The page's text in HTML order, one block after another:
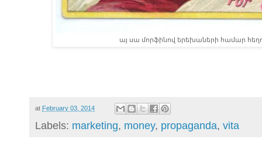
այ սա մորֆինով երեխաների համար
at February 03, 2014
Labels: marketing, money, propaganda, vita